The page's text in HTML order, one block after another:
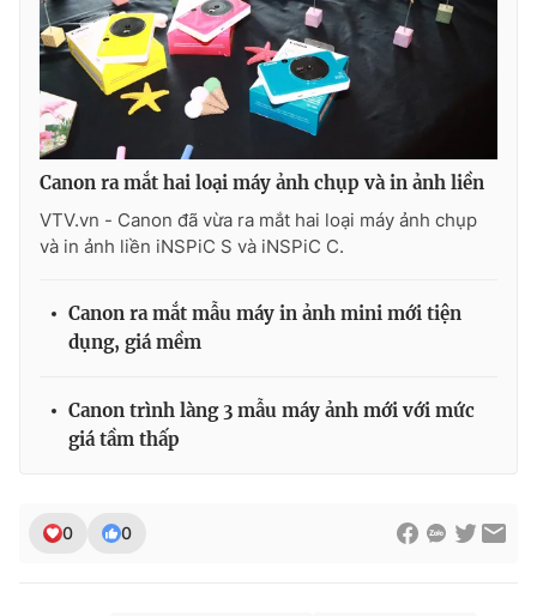
Canon ra mắt hai loại máy ảnh chụp và in ảnh liền
VTV.vn - Canon đã vừa ra mắt hai loại máy ảnh chụp
và in ảnh liền iNSPiC S và iNSPiC C.
Canon ra mắt mẫu máy in ảnh mini mới tiện
dụng, giá mềm
Canon trình làng 3 mẫu máy ảnh mới với mức
giá tầm thấp
0 0